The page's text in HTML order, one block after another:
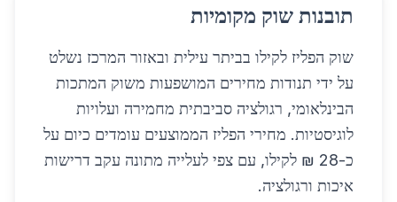
תובנות שוק מקומיות
שוק הפליז לקילו בביתר עילית ובאזור המרכז נשלט
על ידי תנודות מחירים המושפעות משוק המתכות
הבינלאומי, רגולציה סביבתית מחמירה ועלויות
לוגיסטיות. מחירי הפליז הממוצעים עומדים כיום על
כ-28 ₪ לקילו, עם צפי לעלייה מתונה עקב דרישות
איכות ורגולציה.